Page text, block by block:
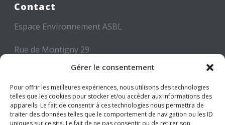
Gérer le consentement
Pour offrir les meilleures expériences, nous utilisons des technologies
telles que les cookies pour stocker et/ou accéder aux informations des
appareils. Le fait de consentir à ces technologies nous permettra de
traiter des données telles que le comportement de navigation ou les ID
uniques sur ce site. Le fait de ne pas consentir ou de retirer son
Contact
Espace Environnement ASBL
Rue de Montigny 29
6000 CHARLEROI
Tél: +32 71 300 300
Mail: info@espace-environnement.be
TVA BE 0416.116.340